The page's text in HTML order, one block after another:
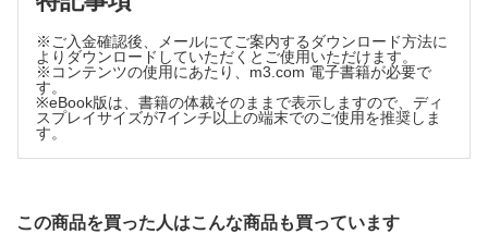
※ご入金確認後、メールにてご案内するダウンロード方法に
よりダウンロードしていただくとご使用いただけます。
※コンテンツの使用にあたり、m3.com 電子書籍が必要で
す。
※eBook版は、書籍の体裁そのままで表示しますので、ディ
スプレイサイズが7インチ以上の端末でのご使用を推奨しま
す。
この商品を買った人はこんな商品も買っています